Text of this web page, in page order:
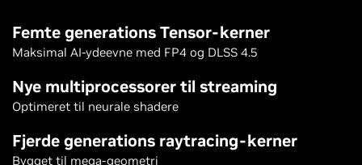
Femte generations Tensor-kerner
Maksimal AI-ydeevne med FP4 og DLSS 4.5
Nye multiprocessorer til streaming
Optimeret til neurale shadere
Fjerde generations raytracing-kerner
Bygget til mega-geometri